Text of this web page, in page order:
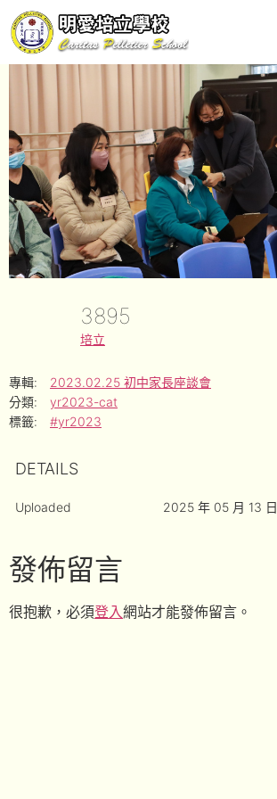
3895
培立
專輯:
2023.02.25 初中家長座談會
分類:
yr2023-cat
標籤:
#yr2023
DETAILS
Uploaded 2025 年 05 月 13 日
發佈留言
很抱歉，必須登入網站才能發佈留言。